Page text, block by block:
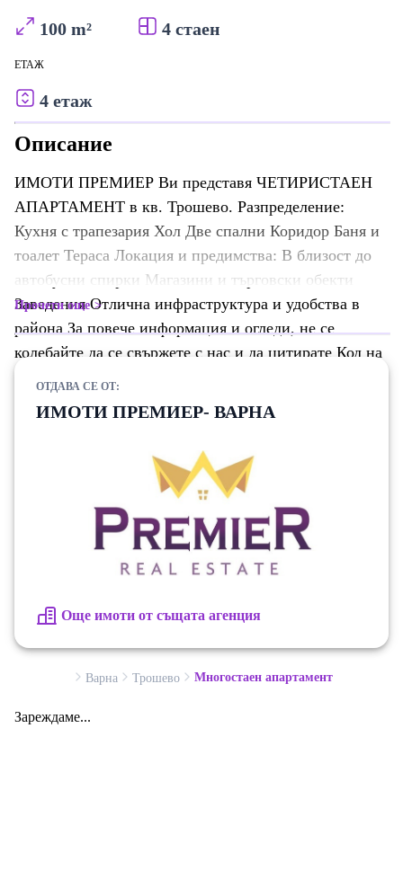
100 m² 4 стаен
ЕТАЖ
4 етаж
Описание
ИМОТИ ПРЕМИЕР Ви представя ЧЕТИРИСТАЕН
АПАРТАМЕНТ в кв. Трошево. Разпределение:
Кухня с трапезария Хол Две спални Коридор Баня и
тоалет Тераса Локация и предимства: В близост до
автобусни спирки Магазини и търговски обекти
Заведения Отлична инфраструктура и удобства в
района За повече информация и огледи, не се
колебайте да се свържете с нас и да цитирате Код на
Прочети още
ОТДАВА СЕ ОТ:
ИМОТИ ПРЕМИЕР- ВАРНА
Още имоти от същата агенция
Варна Трошево Многостаен апартамент
Зареждаме...